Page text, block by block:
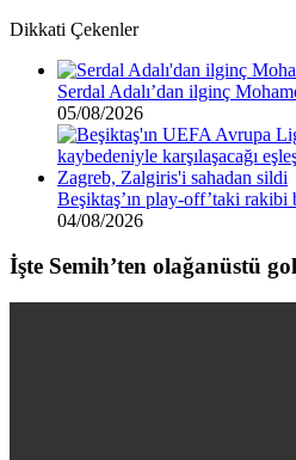
Dikkati Çekenler
Serdal Adalı’dan ilginç
05/08/2026
Beşiktaş’ın play-off’taki
04/08/2026
İşte Semih’ten olağanüstü